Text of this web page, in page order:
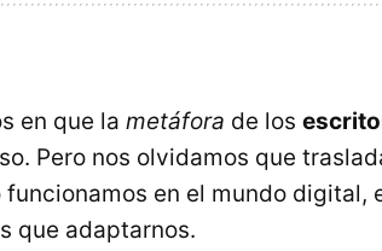
en que la metáfora de los
Pero nos olvidamos que
en el mundo digital,
que adaptarnos.